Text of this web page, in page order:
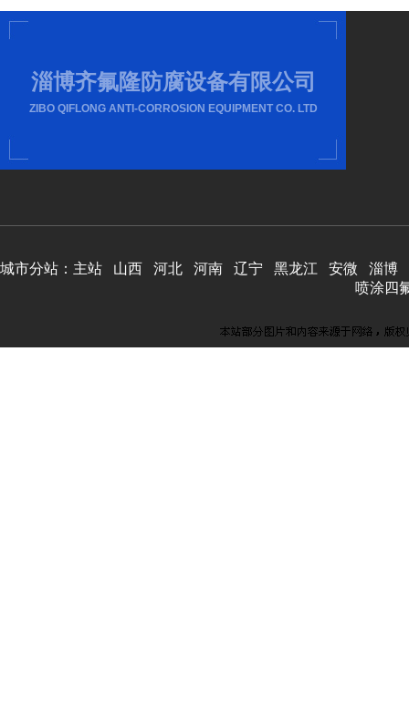
淄博齐氟隆防腐设备有限公司
ZIBO QIFLONG ANTI-CORROSION EQUIPMENT CO. LTD
城市分站： 主站 山西 河北 河南 辽宁 黑龙江 安微
淄博
喷涂四